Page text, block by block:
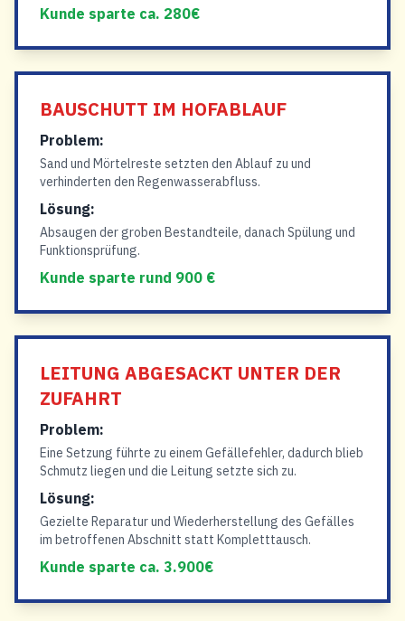
Kunde sparte ca. 280€
BAUSCHUTT IM HOFABLAUF
Problem:
Sand und Mörtelreste setzten den Ablauf zu und
verhinderten den Regenwasserabfluss.
Lösung:
Absaugen der groben Bestandteile, danach Spülung und
Funktionsprüfung.
Kunde sparte rund 900 €
LEITUNG ABGESACKT UNTER DER
ZUFAHRT
Problem:
Eine Setzung führte zu einem Gefällefehler, dadurch blieb
Schmutz liegen und die Leitung setzte sich zu.
Lösung:
Gezielte Reparatur und Wiederherstellung des Gefälles
im betroffenen Abschnitt statt Kompletttausch.
Kunde sparte ca. 3.900€